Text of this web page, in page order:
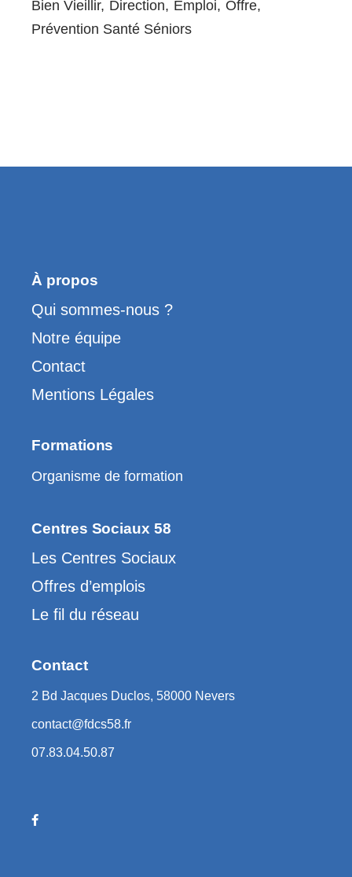
Bien Vieillir Direction Emploi
Offre
Prévention Santé Séniors
À propos
Qui sommes-nous ?
Notre équipe
Contact
Mentions Légales
Formations
Organisme de formation
Centres Sociaux 58
Les Centres Sociaux
Offres d’emplois
Le fil du réseau
Contact
2 Bd Jacques Duclos, 58000 Nevers
contact@fdcs58.fr
07.83.04.50.87